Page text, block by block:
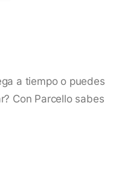
a tiempo o puedes
Con Parcello sabes